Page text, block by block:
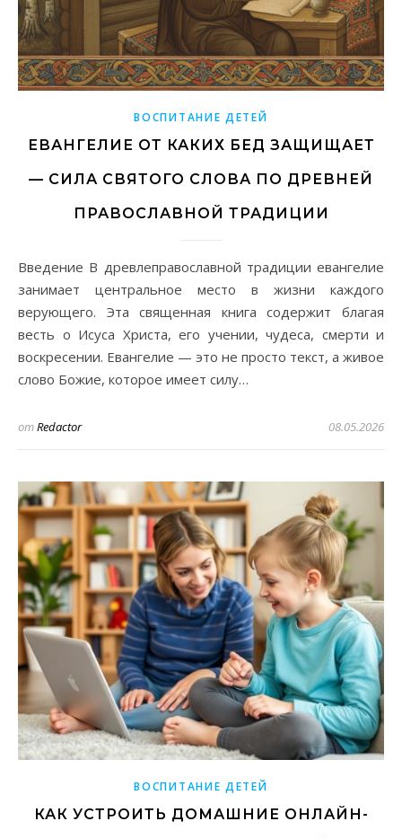
ВОСПИТАНИЕ ДЕТЕЙ
ЕВАНГЕЛИЕ ОТ КАКИХ БЕД ЗАЩИЩАЕТ
— СИЛА СВЯТОГО СЛОВА ПО ДРЕВНЕЙ
ПРАВОСЛАВНОЙ ТРАДИЦИИ
Введение В древлеправославной традиции евангелие
занимает центральное место в жизни каждого
верующего. Эта священная книга содержит благая
весть о Исуса Христа, его учении, чудеса, смерти и
воскресении. Евангелие — это не просто текст, а живое
слово Божие, которое имеет силу…
отRedactor 08.05.2026
ВОСПИТАНИЕ ДЕТЕЙ
КАК УСТРОИТЬ ДОМАШНИЕ ОНЛАЙН-